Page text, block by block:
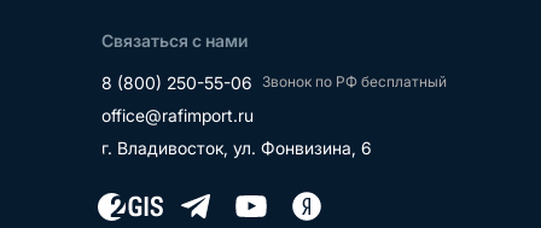
Связаться с нами
8 (800) 250-55-06
office@rafimport.ru
г. Владивосток, ул. Фонвизина, 6
Звонок по РФ бесплатный